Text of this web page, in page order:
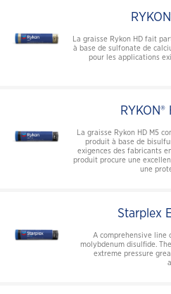
La graisse Rykon HD fait
à base de sulfonate de
pour les applications
La graisse Rykon HD M5
produit à base de
exigences des fabricants
produit procure une
une
Starplex
A comprehensive line
molybdenum disulfide.
extreme pressure